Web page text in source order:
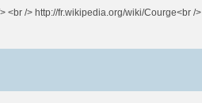
<br /> http://fr.wikipedia.org/wiki/Courge<br />